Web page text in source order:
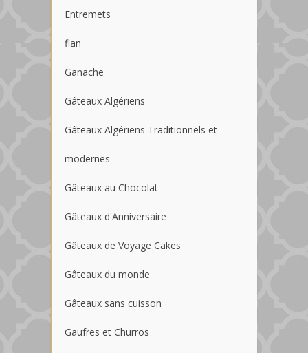
Entremets
flan
Ganache
Gâteaux Algériens
Gâteaux Algériens Traditionnels et
modernes
Gâteaux au Chocolat
Gâteaux d'Anniversaire
Gâteaux de Voyage Cakes
Gâteaux du monde
Gâteaux sans cuisson
Gaufres et Churros